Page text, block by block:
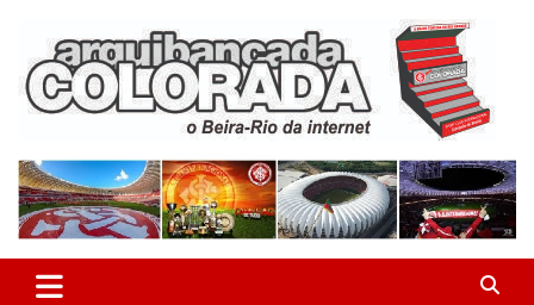
content
Arquibancada Colorada